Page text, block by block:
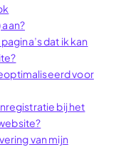
dat ik kan
voor
bij het
van mijn